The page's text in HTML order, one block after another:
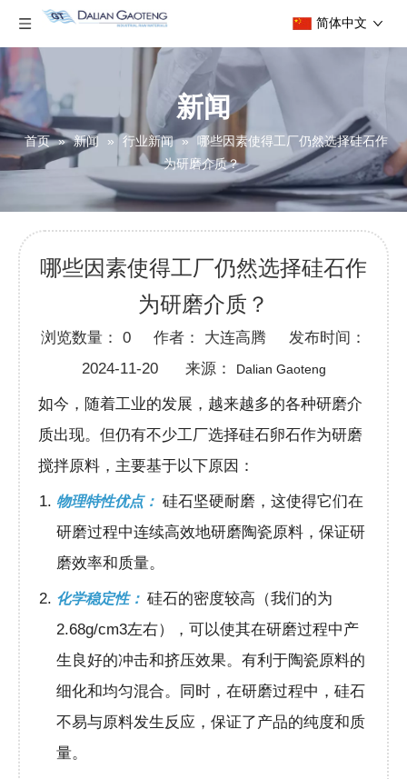
简体中文
新闻
首页 » 新闻 » 行业新闻 » 哪些因素使得工厂仍然选择硅石作
为研磨介质？
哪些因素使得工厂仍然选择硅石作
为研磨介质？
浏览数量： 0 作者： 大连高腾 发布时间：
2024-11-20 来源：
Dalian Gaoteng
如今，随着工业的发展，越来越多的各种研磨介
质出现。但仍有不少工厂选择硅石卵石作为研磨
搅拌原料，主要基于以下原因：
物理特性优点： 硅石坚硬耐磨，这使得它们在
研磨过程中连续高效地研磨陶瓷原料，保证研
磨效率和质量。
化学稳定性： 硅石的密度较高（我们的为
2.68g/cm3左右​​），可以使其在研磨过程中产
生良好的冲击和挤压效果。有利于陶瓷原料的
细化和均匀混合。同时，在研磨过程中，硅石
不易与原料发生反应，保证了产品的纯度和质
量。